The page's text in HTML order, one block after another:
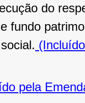
do
fundo
pela